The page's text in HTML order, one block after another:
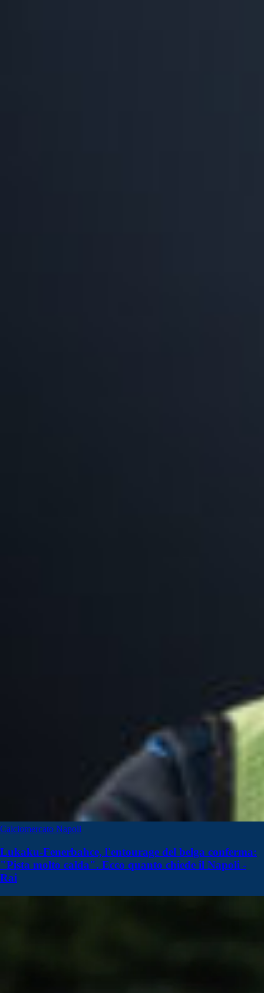
Calciomercato Napoli
Lukaku-Fenerbahce, l'entourage del belga conferma:
"Pista molto calda". Ecco quanto chiede il Napoli -
Rai